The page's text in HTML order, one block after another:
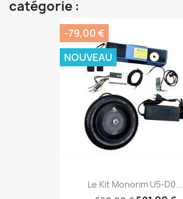
catégorie :
Le Kit Monorim U5-D0...
-79,00 €
NOUVEAU